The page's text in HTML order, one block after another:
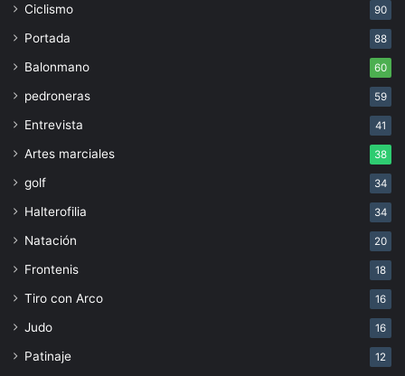
Ciclismo 90
Portada 88
Balonmano 60
pedroneras 59
Entrevista 41
Artes marciales 38
golf 34
Halterofilia 34
Natación 20
Frontenis 18
Tiro con Arco 16
Judo 16
Patinaje 12